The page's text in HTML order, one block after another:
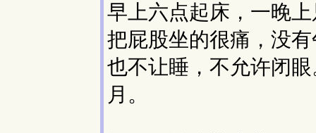
早上六点起床，一晚
把屁股坐的很痛，没
也不让睡，不允许闭
月。